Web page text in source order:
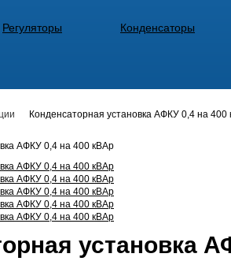
Регуляторы Конденсаторы
Конденсаторная установка АФКУ 0,4 на 400
установка